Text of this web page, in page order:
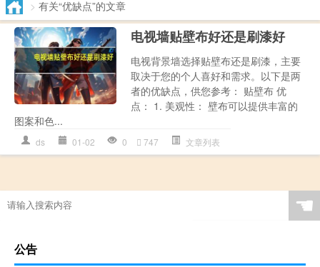
> 有关“优缺点”的文章
电视墙贴壁布好还是刷漆好
电视背景墙选择贴壁布还是刷漆，主要
取决于您的个人喜好和需求。以下是两
者的优缺点，供您参考： 贴壁布 优
点： 1. 美观性： 壁布可以提供丰富的
图案和色...
ds 01-02 0 747 文章列表
☚
公告